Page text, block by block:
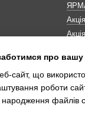
про вашу
сайт, що
роботи
народження файлів